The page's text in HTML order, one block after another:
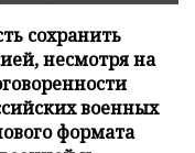
сохранить
несмотря на
военных
формата